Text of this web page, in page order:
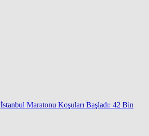
İstanbul Maratonu Koşuları Başladı: 42 Bin